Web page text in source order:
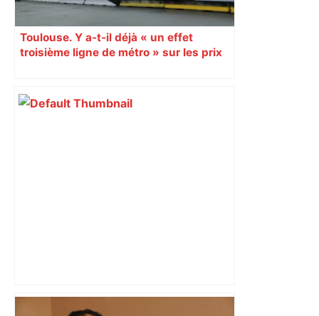
Toulouse. Y a-t-il déjà « un effet
troisième ligne de métro » sur les prix